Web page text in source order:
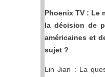
Phoenix TV : Le
la décision de
américaines et
sujet ?
Lin Jian : La